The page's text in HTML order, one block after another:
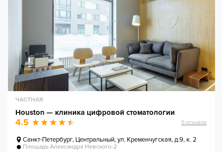
ЧАСТНАЯ
Houston — клиника цифровой стоматологии
4.5 5 отзывов
Санкт-Петербург, Центральный, ул. Кременчугская, д.9, к. 2
Площадь Александра Невского-2